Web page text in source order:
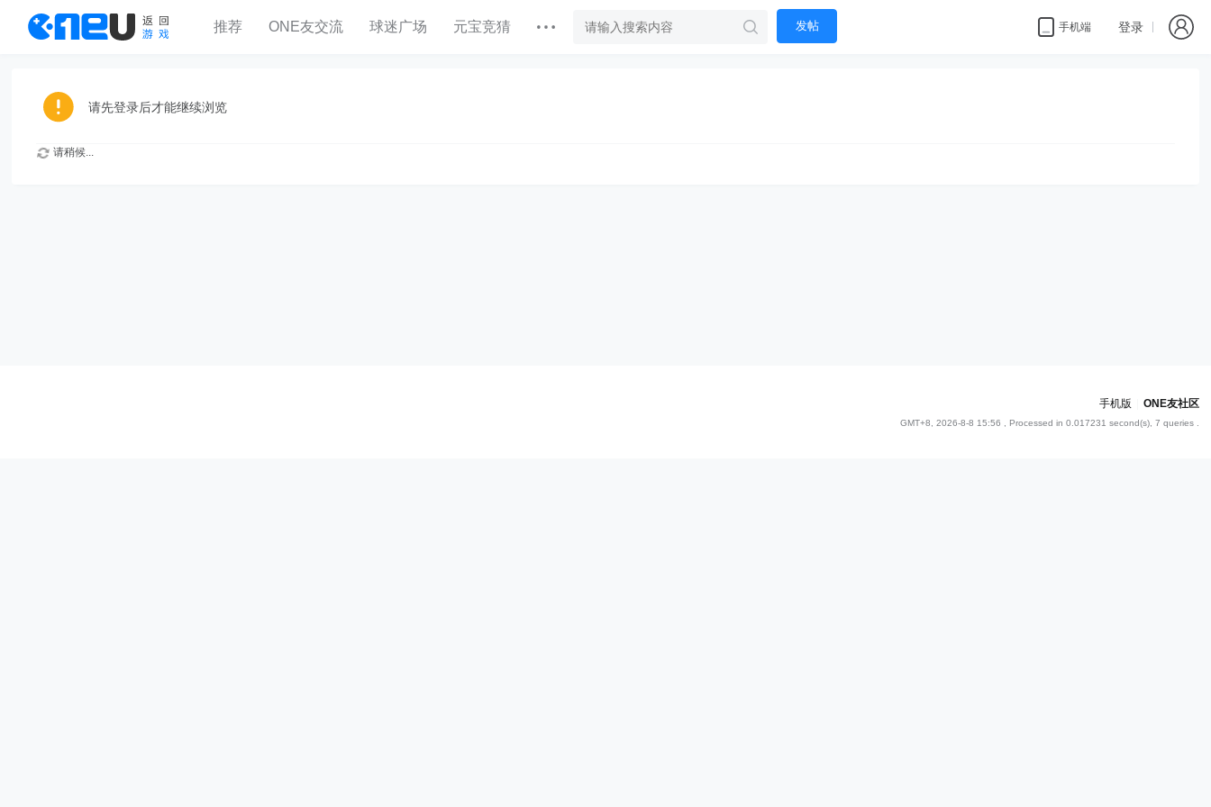
推荐 ONE友交流 球迷广场 元宝竞猜 发帖 手机端 登录
请先登录后才能继续浏览
请稍候...
手机版 ONE友社区
GMT+8, 2026-8-8 15:56 , Processed in 0.017231 second(s), 7 queries .